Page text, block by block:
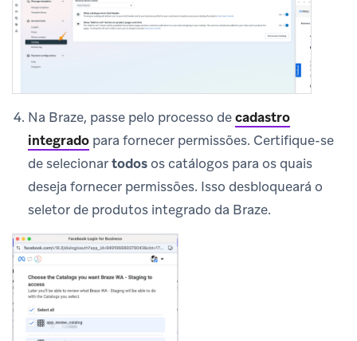
Na Braze, passe pelo processo decadastro
integrado para fornecer permissões. Certifique-se
de selecionartodosos catálogos para os quais
deseja fornecer permissões. Isso desbloqueará o
seletor de produtos integrado da Braze.